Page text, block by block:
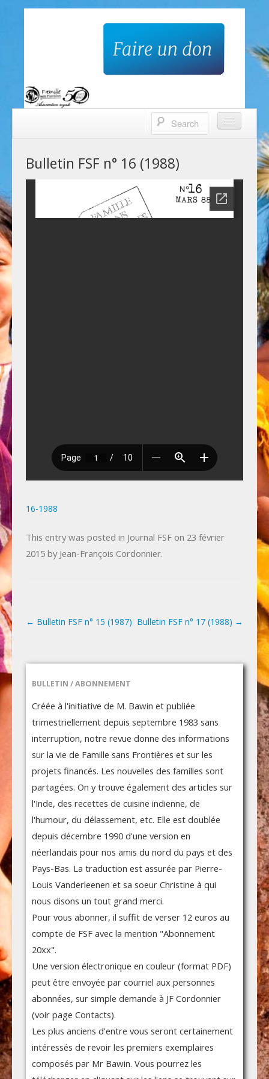
Famille sans frontières
Contacts
Bulletin FSF n° 16 (1988)
16-1988
This entry was posted in Journal FSFon 23 février
2015by Jean-François Cordonnier.
Post navigation
← Bulletin FSF n° 15 (1987) Bulletin FSF n° 17 (1988) →
BULLETIN / ABONNEMENT
Créée à l'initiative de M. Bawin et publiée
trimestriellement depuis septembre 1983 sans
interruption, notre revue donne des informations
sur la vie de Famille sans Frontières et sur les
projets financés. Les nouvelles des familles sont
partagées. On y trouve également des articles sur
l'Inde, des recettes de cuisine indienne, de
l'humour, du délassement, etc. Elle est doublée
depuis décembre 1990 d'une version en
néerlandais pour nos amis du nord du pays et des
Pays-Bas. La traduction est assurée par Pierre-
Louis Vanderleenen et sa soeur Christine à qui
nous disons un tout grand merci.
Pour vous abonner, il suffit de verser 12 euros au
compte de FSF avec la mention "Abonnement
20xx".
Une version électronique en couleur (format PDF)
peut être envoyée par courriel aux personnes
abonnées, sur simple demande à JF Cordonnier
(voir page Contacts).
Les plus anciens d'entre vous seront certainement
intéressés de revoir les premiers exemplaires
composés par Mr Bawin. Vous pourrez les